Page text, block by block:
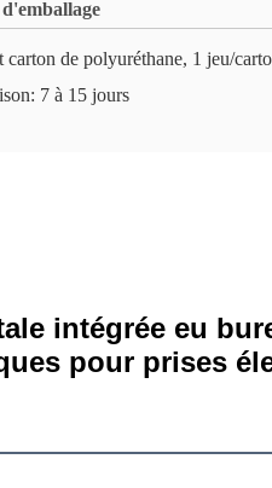
carton de polyuréthane, 1 jeu/
7 à 15 jours
intégrée eu
pour prises